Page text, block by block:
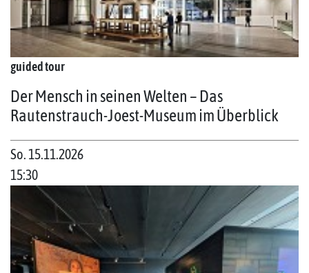
guided tour
Der Mensch in seinen Welten – Das
Rautenstrauch-Joest-Museum im Überblick
So. 15.11.2026
15:30